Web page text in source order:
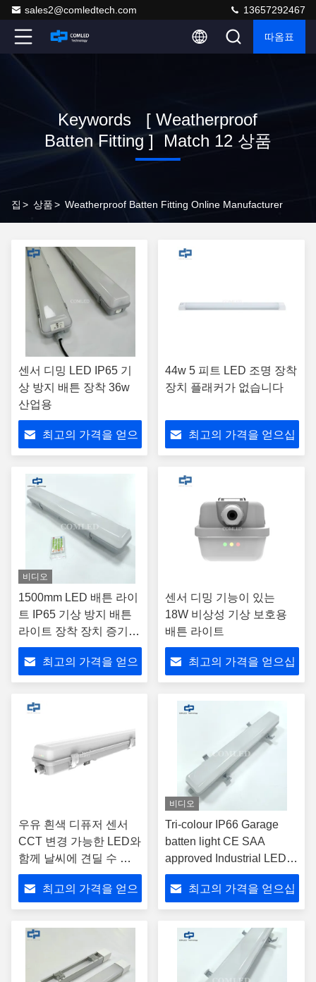
sales2@comledtech.com 13657292467
따옴표
Keywords [ Weatherproof
Batten Fitting ] Match 12 상품
집 > 상품> Weatherproof Batten Fitting Online Manufacturer
센서 디밍 LED IP65 기
상 방지 배튼 장착 36w
산업용
최고의 가격을 얻으
44w 5 피트 LED 조명 장착
장치 플래커가 없습니다
최고의 가격을 얻으십
비디오
1500mm LED 배튼 라이
트 IP65 기상 방지 배튼
라이트 장착 장치 증기
방지 할 수 있는 LED 배
튼 주차장, 창고, 지하 통
로, 터널 등에 적합합니
최고의 가격을 얻으
센서 디밍 기능이 있는
18W 비상성 기상 보호용
배튼 라이트
최고의 가격을 얻으십
우유 흰색 디퓨저 센서
CCT 변경 가능한 LED와
함께 날씨에 견딜 수 있
는 배튼 라이트
최고의 가격을 얻으
비디오
Tri-colour IP66 Garage
batten light CE SAA
approved Industrial LED
Lighting fixture 1500mm
Weatherproof LED Batten
Light 5FT 3CCT
Changeable vapor tight
light fitting
최고의 가격을 얻으십